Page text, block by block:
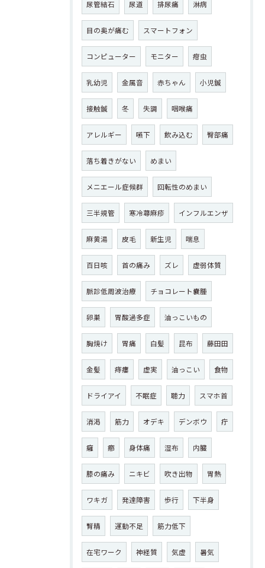
尿管結石 尿道 排尿痛 淋病
目の奥が痛む スマートフォン
コンピューター モニター 疳虫
乳幼児 金属音 赤ちゃん 小児鍼
接触鍼 冬 失調 咽喉痛
アレルギー 嚥下 飲み込む 臀部痛
落ち着きがない めまい
メニエール症候群 回転性のめまい
三半規管 寒冷蕁麻疹 インフルエンザ
麻黄湯 皮毛 新生児 喘息
百日咳 首の痛み ズレ 虚弱体質
脈診低周波治療 チョコレート嚢腫
卵巣 胃酸過多症 油っこいもの
胸焼け 胃痛 白髪 昆布 藤田田
金髪 痔瘻 虚実 油っこい 食物
ドライアイ 不眠症 聴力 スマホ首
消渇 筋力 オデキ デンボウ 疔
癰 癤 身体痛 湿布 内臓
膝の痛み ニキビ 吹き出物 胃熱
ワキガ 発達障害 歩行 下半身
腎精 運動不足 筋力低下
在宅ワーク 神経質 気虚 暑気